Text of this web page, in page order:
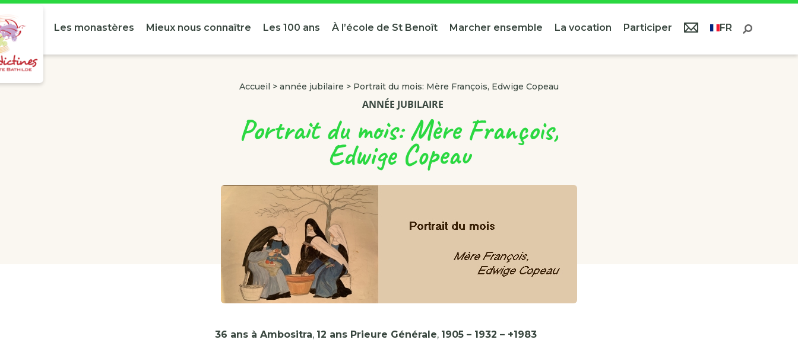
Les monastères Mieux nous connaître Les 100 ans À l’école de St Benoît Marcher ensemble La vocation Participer FR
Accueil > année jubilaire > Portrait du mois: Mère François, Edwige Copeau
ANNÉE JUBILAIRE
Portrait du mois: Mère François,
Edwige Copeau
36 ans à Ambositra, 12 ans Prieure Générale, 1905 – 1932 – +1983